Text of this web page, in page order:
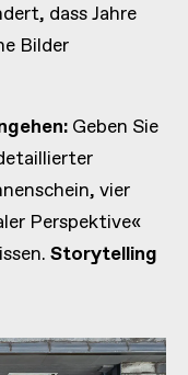
dass Jahre
Bilder
Geben Sie
vier
Perspektive«
Storytelling